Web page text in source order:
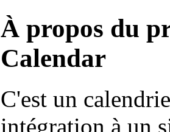
À propos du
Calendar
C'est un
intégration à un